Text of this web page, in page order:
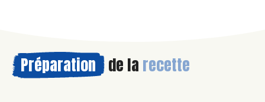
Préparation de la recette